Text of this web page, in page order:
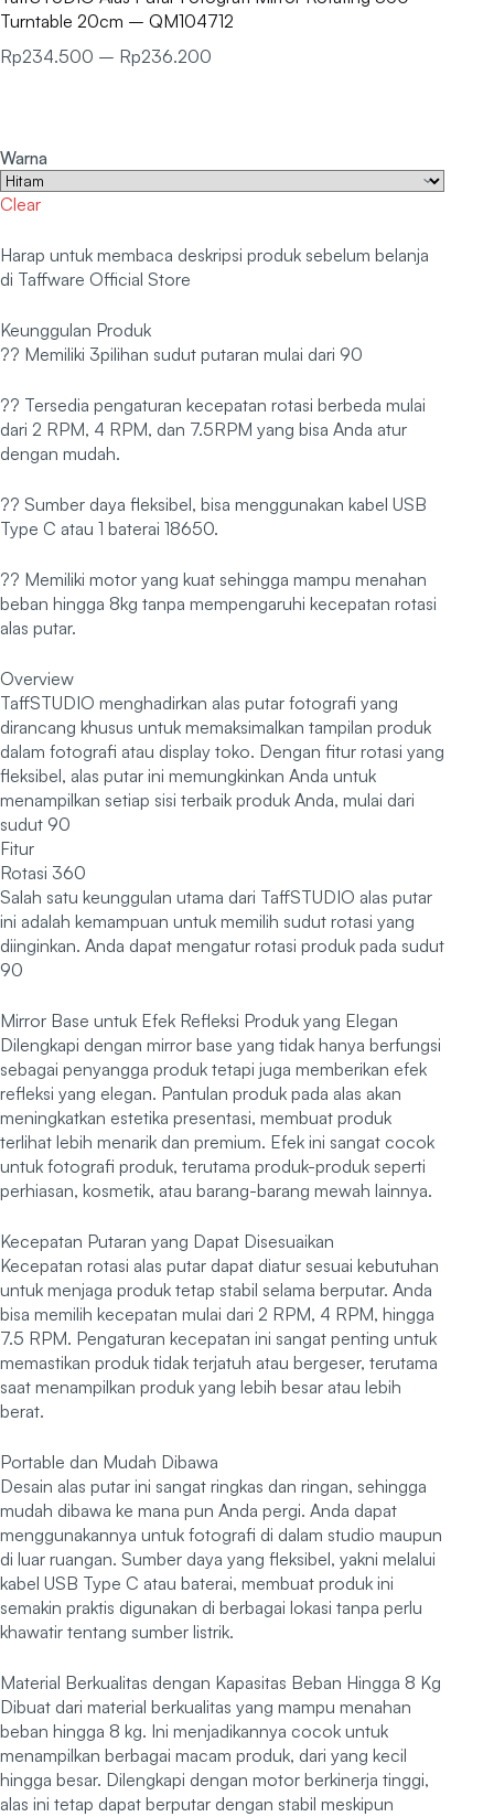
Turntable 20cm – QM104712
Rp234.500 – Rp236.200
Warna
Clear
Harap untuk membaca deskripsi produk sebelum belanja
di Taffware Official Store
Keunggulan Produk
?? Memiliki 3pilihan sudut putaran mulai dari 90
?? Tersedia pengaturan kecepatan rotasi berbeda mulai
dari 2 RPM, 4 RPM, dan 7.5RPM yang bisa Anda atur
dengan mudah.
?? Sumber daya fleksibel, bisa menggunakan kabel USB
Type C atau 1 baterai 18650.
?? Memiliki motor yang kuat sehingga mampu menahan
beban hingga 8kg tanpa mempengaruhi kecepatan rotasi
alas putar.
Overview
TaffSTUDIO menghadirkan alas putar fotografi yang
dirancang khusus untuk memaksimalkan tampilan produk
dalam fotografi atau display toko. Dengan fitur rotasi yang
fleksibel, alas putar ini memungkinkan Anda untuk
menampilkan setiap sisi terbaik produk Anda, mulai dari
sudut 90
Fitur
Rotasi 360
Salah satu keunggulan utama dari TaffSTUDIO alas putar
ini adalah kemampuan untuk memilih sudut rotasi yang
diinginkan. Anda dapat mengatur rotasi produk pada sudut
90
Mirror Base untuk Efek Refleksi Produk yang Elegan
Dilengkapi dengan mirror base yang tidak hanya berfungsi
sebagai penyangga produk tetapi juga memberikan efek
refleksi yang elegan. Pantulan produk pada alas akan
meningkatkan estetika presentasi, membuat produk
terlihat lebih menarik dan premium. Efek ini sangat cocok
untuk fotografi produk, terutama produk-produk seperti
perhiasan, kosmetik, atau barang-barang mewah lainnya.
Kecepatan Putaran yang Dapat Disesuaikan
Kecepatan rotasi alas putar dapat diatur sesuai kebutuhan
untuk menjaga produk tetap stabil selama berputar. Anda
bisa memilih kecepatan mulai dari 2 RPM, 4 RPM, hingga
7.5 RPM. Pengaturan kecepatan ini sangat penting untuk
memastikan produk tidak terjatuh atau bergeser, terutama
saat menampilkan produk yang lebih besar atau lebih
berat.
Portable dan Mudah Dibawa
Desain alas putar ini sangat ringkas dan ringan, sehingga
mudah dibawa ke mana pun Anda pergi. Anda dapat
menggunakannya untuk fotografi di dalam studio maupun
di luar ruangan. Sumber daya yang fleksibel, yakni melalui
kabel USB Type C atau baterai, membuat produk ini
semakin praktis digunakan di berbagai lokasi tanpa perlu
khawatir tentang sumber listrik.
Material Berkualitas dengan Kapasitas Beban Hingga 8 Kg
Dibuat dari material berkualitas yang mampu menahan
beban hingga 8 kg. Ini menjadikannya cocok untuk
menampilkan berbagai macam produk, dari yang kecil
hingga besar. Dilengkapi dengan motor berkinerja tinggi,
alas ini tetap dapat berputar dengan stabil meskipun